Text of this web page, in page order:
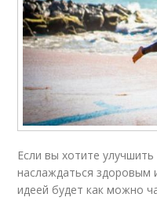
Если вы хотите
наслаждаться здоровым
идеей будет как можно